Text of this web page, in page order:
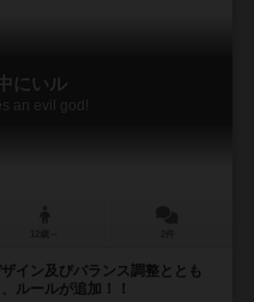
にいル
an evil god!
イン及びバランス調整ととも
ルールが追加！！